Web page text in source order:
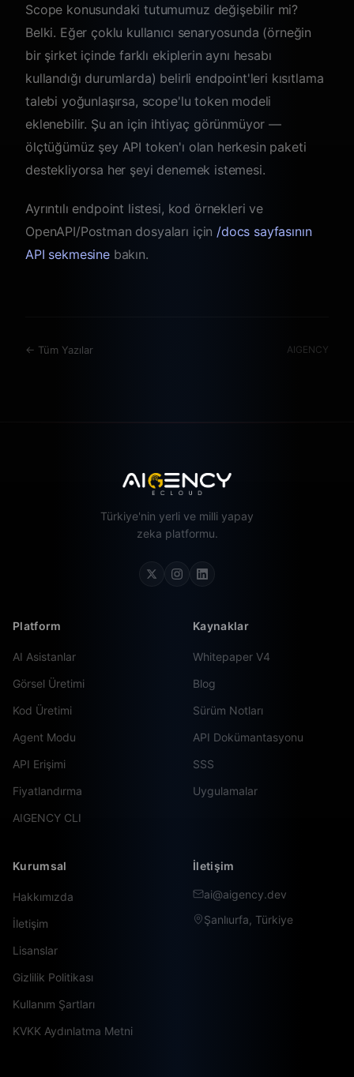
Scope konusundaki tutumumuz değişebilir mi?
Belki. Eğer çoklu kullanıcı senaryosunda (örneğin
bir şirket içinde farklı ekiplerin aynı hesabı
kullandığı durumlarda) belirli endpoint'leri kısıtlama
talebi yoğunlaşırsa, scope'lu token modeli
eklenebilir. Şu an için ihtiyaç görünmüyor —
ölçtüğümüz şey API token'ı olan herkesin paketi
destekliyorsa her şeyi denemek istemesi.
Ayrıntılı endpoint listesi, kod örnekleri ve
OpenAPI/Postman dosyaları için /docs sayfasının
API sekmesinebakın.
← Tüm Yazılar AIGENCY
Türkiye'nin yerli ve milli yapay
zeka platformu.
Platform
AI Asistanlar
Görsel Üretimi
Kod Üretimi
Agent Modu
API Erişimi
Fiyatlandırma
AIGENCY CLI
Kaynaklar
Whitepaper V4
Blog
Sürüm Notları
API Dokümantasyonu
SSS
Uygulamalar
Kurumsal
Hakkımızda
İletişim
Lisanslar
Gizlilik Politikası
Kullanım Şartları
KVKK Aydınlatma Metni
İletişim
ai@aigency.dev
Şanlıurfa, Türkiye